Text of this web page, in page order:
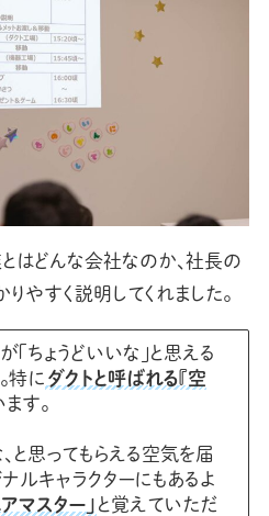
はどんな会社なのか、社長の
やすく説明してくれました。
ちょうどいいな」と思える
特に ダクトと呼ばれる『空
す。
と思ってもらえる空気を届
ルキャラクターにもあるよ
マスター」 と覚えていただ